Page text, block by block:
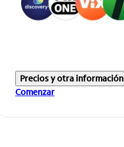
Precios y otra información
Comenzar